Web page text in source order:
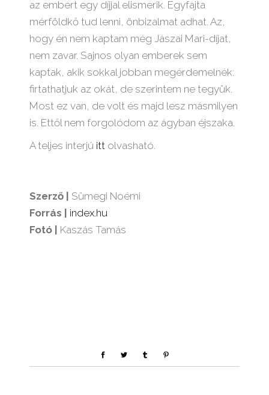
az embert egy díjjal elismerik. Egyfajta
mérföldkő tud lenni, önbizalmat adhat. Az,
hogy én nem kaptam még Jászai Mari-díjat,
nem zavar. Sajnos olyan emberek sem
kaptak, akik sokkal jobban megérdemelnék:
firtathatjuk az okát, de szerintem ne tegyük.
Most ez van, de volt és majd lesz másmilyen
is. Ettől nem forgolódom az ágyban éjszaka.
A teljes interjú itt olvasható.
Szerző | Sümegi Noémi
Forrás | index.hu
Fotó | Kaszás Tamás